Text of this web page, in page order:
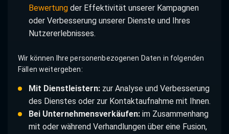
Bewertungder Effektivität unserer Kampagnen
oder Verbesserung unserer Dienste und Ihres
Nutzererlebnisses.
Wir können Ihre personenbezogenen Daten in folgenden
Fällen weitergeben:
Mit Dienstleistern:zur Analyse und Verbesserung
des Dienstes oder zur Kontaktaufnahme mit Ihnen.
Bei Unternehmensverkäufen:im Zusammenhang
mit oder während Verhandlungen über eine Fusion,